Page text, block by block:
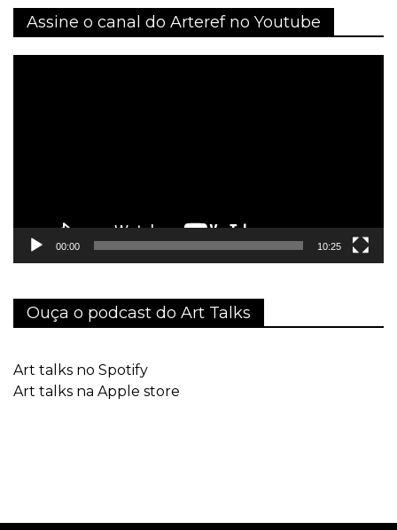
Assine o canal do Arteref no Youtube
00:00 10:25
Ouça o podcast do Art Talks
Art talks no Spotify
Art talks na Apple store